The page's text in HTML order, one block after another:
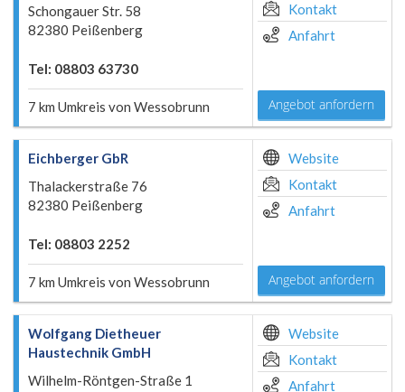
Schongauer Str. 58
82380 Peißenberg
Tel: 08803 63730
7 km Umkreis von Wessobrunn
Kontakt
Anfahrt
Angebot anfordern
Eichberger GbR
Thalackerstraße 76
82380 Peißenberg
Tel: 08803 2252
7 km Umkreis von Wessobrunn
Website
Kontakt
Anfahrt
Angebot anfordern
Wolfgang Dietheuer
Haustechnik GmbH
Wilhelm-Röntgen-Straße 1
Website
Kontakt
Anfahrt